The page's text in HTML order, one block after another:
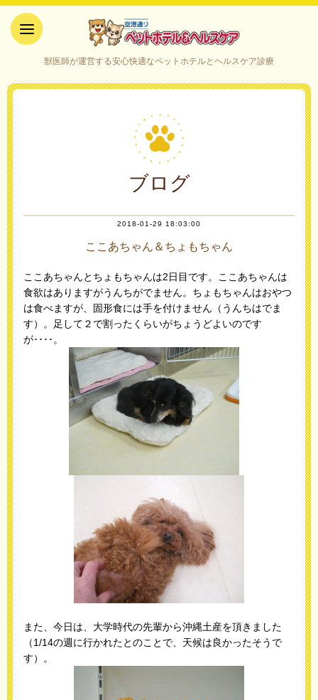
ケア｜山口県宇部市
獣医師が運営する安心快適なペットホテルとヘルスケア診療
ブログ
2018-01-29 18:03:00
ここあちゃん＆ちょもちゃん
ここあちゃんとちょもちゃんは2日目です。ここあちゃんは
食欲はありますがうんちがでません。ちょもちゃんはおやつ
は食べますが、固形食には手を付けません（うんちはでま
す）。足して２で割ったくらいがちょうどよいのです
が････。
また、今日は、大学時代の先輩から沖縄土産を頂きました
（1/14の週に行かれたとのことで、天候は良かったそうで
す）。